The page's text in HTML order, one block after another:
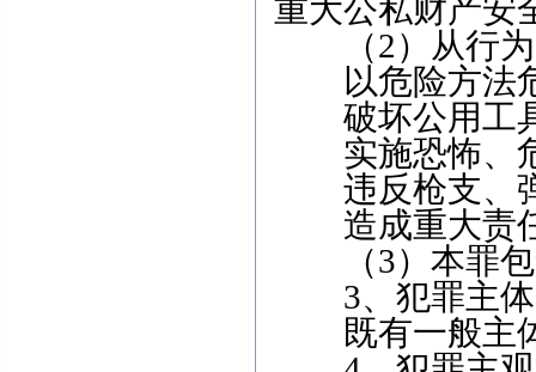
重大公私财产安
（2）从行为
以危险方法
破坏公用工具
实施恐怖、危
违反枪支、弹
造成重大责任
（3）本罪包
3、犯罪主体
既有一般主